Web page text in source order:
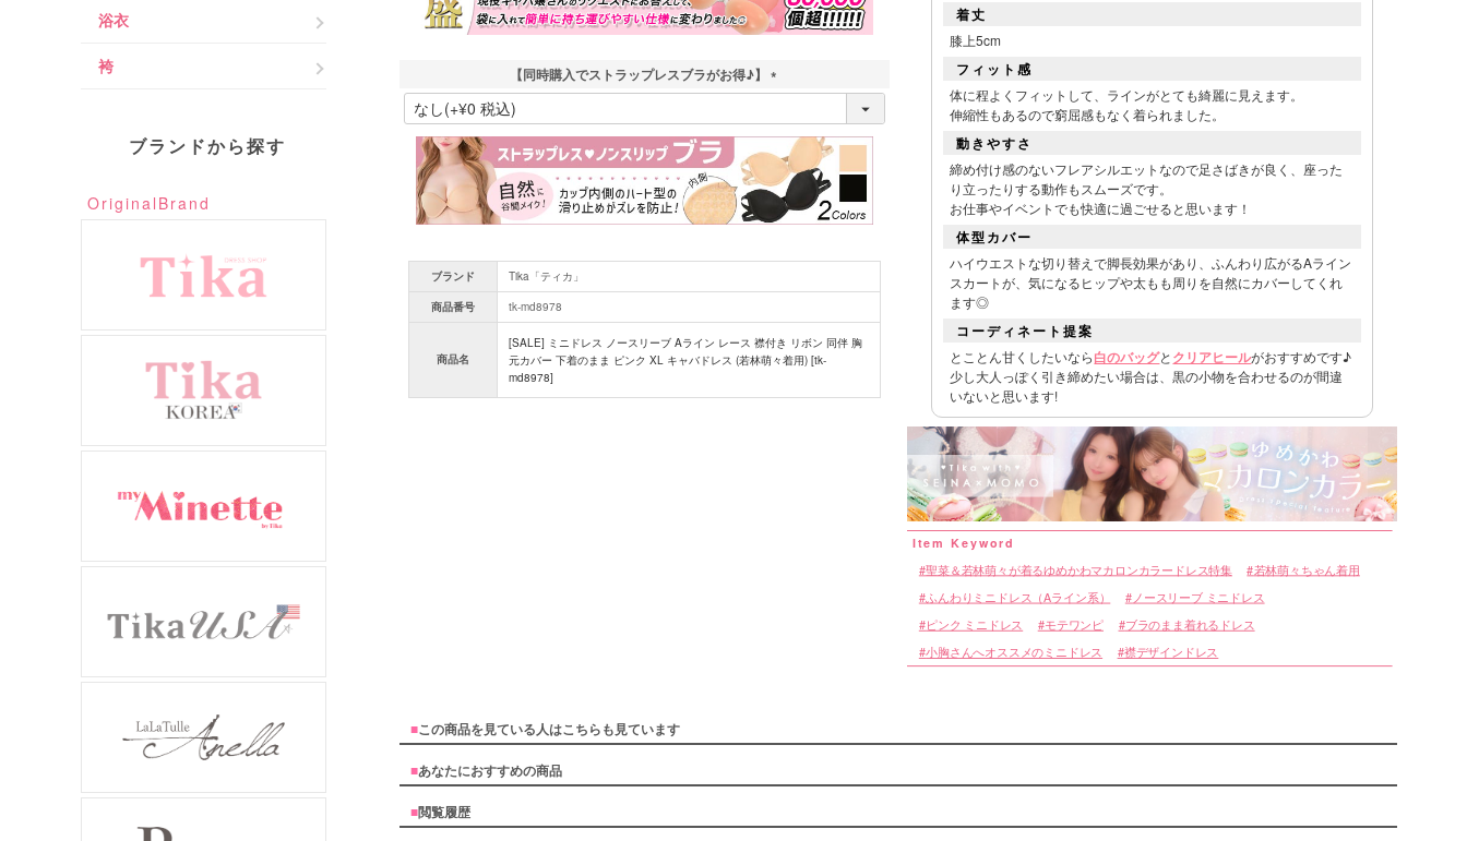
浴衣
袴
ブランドから探す
OriginalBrand
【同時購入でストラップレスブラがお得♪】
(
必
須
)
ブランド
Tika「ティカ」
商品番号
tk-md8978
商品名
[SALE] ミニドレス ノースリーブ Aライン レース 襟付き リボン 同伴 胸
元カバー 下着のまま ピンク XL キャバドレス (若林萌々着用) [tk-
md8978]
■スペック表
着丈
膝上5cm
フィット感
体に程よくフィットして、ラインがとても綺麗に見えます。
伸縮性もあるので窮屈感もなく着られました。
動きやすさ
締め付け感のないフレアシルエットなので足さばきが良く、座った
り立ったりする動作もスムーズです。
お仕事やイベントでも快適に過ごせると思います！
体型カバー
ハイウエストな切り替えで脚長効果があり、ふんわり広がるAライン
スカートが、気になるヒップや太もも周りを自然にカバーしてくれ
ます◎
コーディネート提案
とことん甘くしたいなら白のバッグと クリアヒールがおすすめです♪
少し大人っぽく引き締めたい場合は、黒の小物を合わせるのが間違
いないと思います!
聖菜＆若林萌々が着るゆめかわマカロンカラードレス特集 若林萌々ちゃん着用
ふんわりミニドレス（Aライン系） ノースリーブ ミニドレス
ピンク ミニドレス モテワンピ
ブラのまま着れるドレス
小胸さんへオススメのミニドレス
襟デザインドレス
■この商品を見ている人はこちらも見ています
■あなたにおすすめの商品
■閲覧履歴